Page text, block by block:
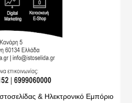
& Ηλεκτρονικό Εμπόριο